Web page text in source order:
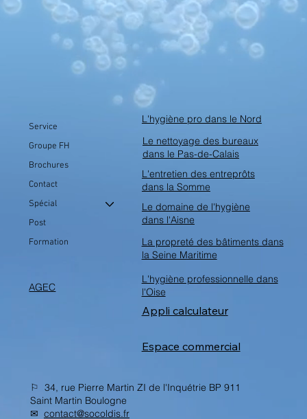
Service
Groupe FH
Brochures
Contact
Spécial
Post
Formation
AGEC
L'hygiène pro dans le Nord
Le nettoyage des bureaux
dans le Pas-de-Calais
L'entretien des entreprôts
dans la Somme
Le domaine de l'hygiène
dans l'Aisne
La propreté des bâtiments dans
la Seine Maritime
L'hygiène professionnelle dans
l'Oise
Espace commercial
Appli calculateur
⚐ 34, rue Pierre Martin ZI de l'Inquétrie BP 911
Saint Martin Boulogne
✉︎ contact@socoldis.fr